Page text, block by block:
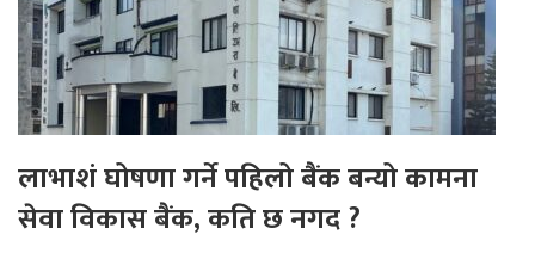
लाभाशं घोषणा गर्ने पहिलो बैंक बन्यो कामना
सेवा विकास बैंक, कति छ नगद ?